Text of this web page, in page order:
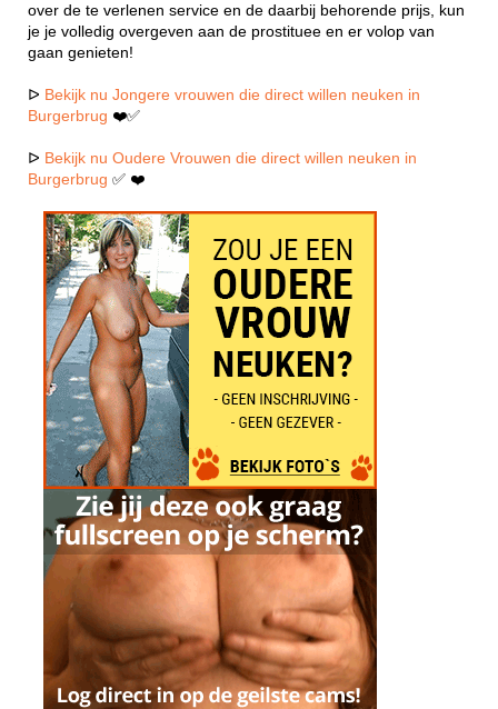
over de te verlenen service en de daarbij behorende prijs, kun
je je volledig overgeven aan de prostituee en er volop van
gaan genieten!
ᐅ Bekijk nu Jongere vrouwen die direct willen neuken in
Burgerbrug ❤️✅
ᐅ Bekijk nu Oudere Vrouwen die direct willen neuken in
Burgerbrug ✅ ❤️